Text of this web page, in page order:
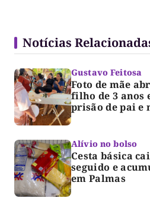
Notícias
Gustavo Feitosa
Foto de mãe
filho de 3 anos
prisão de pai e
Alívio no bolso
Cesta básica
seguido e
em Palmas